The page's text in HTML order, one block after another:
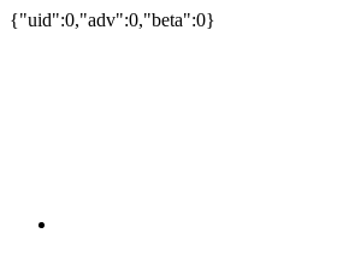
{"uid":0,"adv":0,"beta":0}